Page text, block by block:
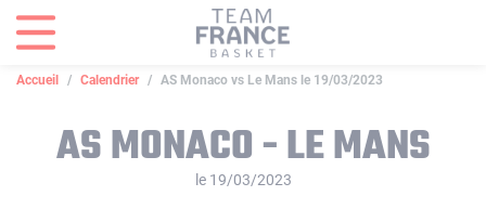
Accueil Calendrier AS Monaco vs Le Mans le 19/03/2023
AS MONACO - LE MANS
le 19/03/2023
Panneau de gestion des cookies